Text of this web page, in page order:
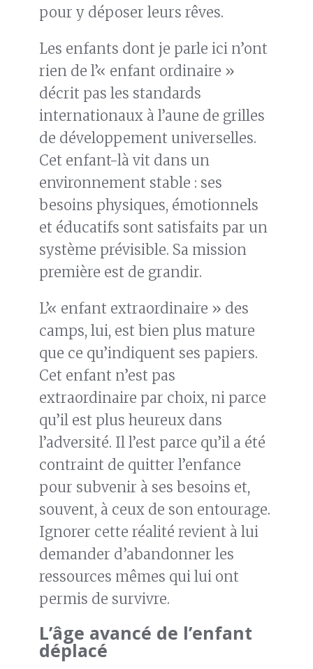
pour y déposer leurs rêves.
Les enfants dont je parle ici n’ont
rien de l’« enfant ordinaire »
décrit pas les standards
internationaux à l’aune de grilles
de développement universelles.
Cet enfant-là vit dans un
environnement stable : ses
besoins physiques, émotionnels
et éducatifs sont satisfaits par un
système prévisible. Sa mission
première est de grandir.
L’« enfant extraordinaire » des
camps, lui, est bien plus mature
que ce qu’indiquent ses papiers.
Cet enfant n’est pas
extraordinaire par choix, ni parce
qu’il est plus heureux dans
l’adversité. Il l’est parce qu’il a été
contraint de quitter l’enfance
pour subvenir à ses besoins et,
souvent, à ceux de son entourage.
Ignorer cette réalité revient à lui
demander d’abandonner les
ressources mêmes qui lui ont
permis de survivre.
L’âge avancé de l’enfant
déplacé